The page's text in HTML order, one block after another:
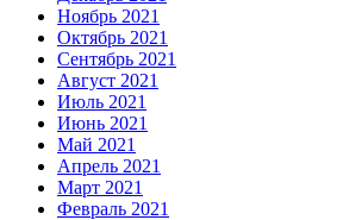
Ноябрь 2021
Октябрь 2021
Сентябрь 2021
Август 2021
Июль 2021
Июнь 2021
Май 2021
Апрель 2021
Март 2021
Февраль 2021